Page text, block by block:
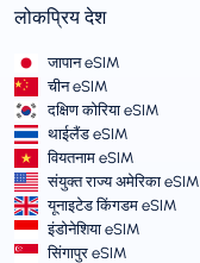
लोकप्रिय देश
जापान eSIM
चीन eSIM
दक्षिण कोरिया eSIM
थाईलैंड eSIM
वियतनाम eSIM
संयुक्त राज्य अमेरिका eSIM
यूनाइटेड किंगडम eSIM
इंडोनेशिया eSIM
सिंगापुर eSIM